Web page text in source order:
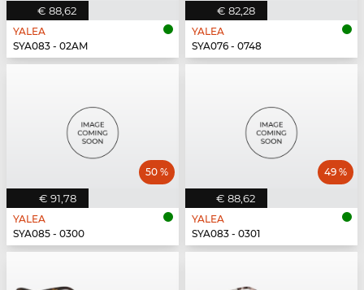
€ 88,62
YALEA
SYA083 - 02AM
€ 82,28
YALEA
SYA076 - 0748
€ 91,78
50 %
YALEA
SYA085 - 0300
€ 88,62
49 %
YALEA
SYA083 - 0301